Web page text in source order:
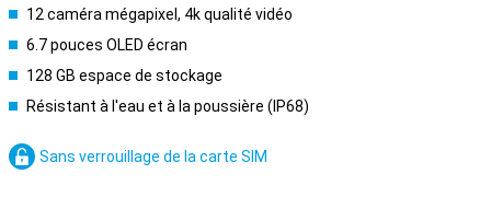
12 caméra mégapixel, 4k qualité vidéo
6.7 pouces OLED écran
128 GB espace de stockage
Résistant à l'eau et à la poussière (IP68)
Sans verrouillage de la carte SIM